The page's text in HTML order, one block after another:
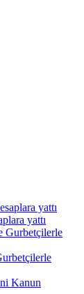
yattı